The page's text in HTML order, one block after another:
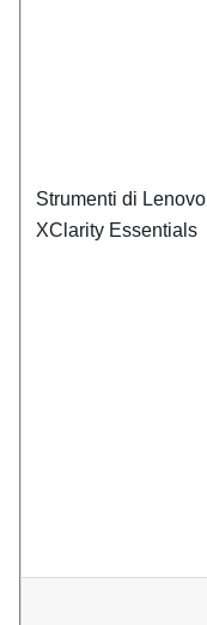
Strumenti di Lenovo
XClarity Essentials